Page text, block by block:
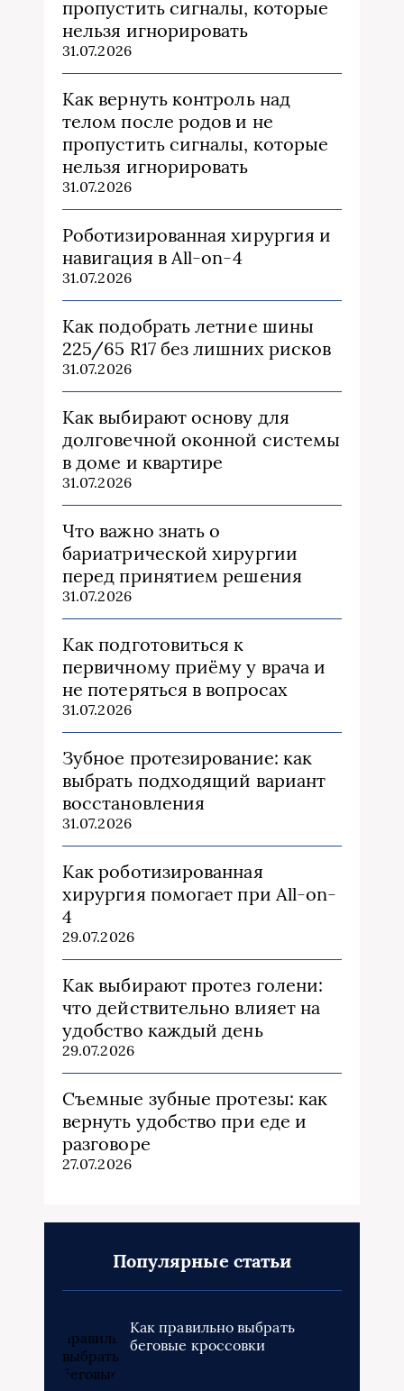
пропустить сигналы, которые
нельзя игнорировать
31.07.2026
Как вернуть контроль над
телом после родов и не
пропустить сигналы, которые
нельзя игнорировать
31.07.2026
Роботизированная хирургия и
навигация в All-on-4
31.07.2026
Как подобрать летние шины
225/65 R17 без лишних рисков
31.07.2026
Как выбирают основу для
долговечной оконной системы
в доме и квартире
31.07.2026
Что важно знать о
бариатрической хирургии
перед принятием решения
31.07.2026
Как подготовиться к
первичному приёму у врача и
не потеряться в вопросах
31.07.2026
Зубное протезирование: как
выбрать подходящий вариант
восстановления
31.07.2026
Как роботизированная
хирургия помогает при All-on-
4
29.07.2026
Как выбирают протез голени:
что действительно влияет на
удобство каждый день
29.07.2026
Съемные зубные протезы: как
вернуть удобство при еде и
разговоре
27.07.2026
Популярные статьи
Как правильно выбрать
беговые кроссовки